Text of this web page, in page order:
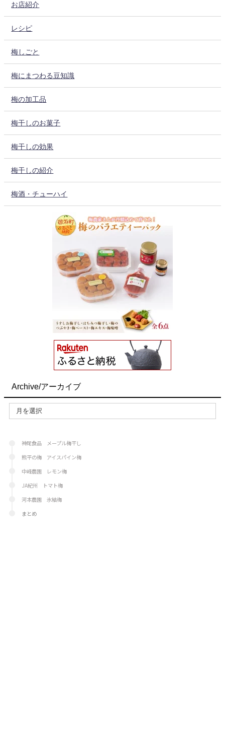
お店紹介
レシピ
梅しごと
梅にまつわる豆知識
梅の加工品
梅干しのお菓子
梅干しの効果
梅干しの紹介
梅酒・チューハイ
Archive/アーカイブ
神尾食品 メープル梅干し
熊平の梅 アイスパイン梅
中峰農園 レモン梅
JA紀州 トマト梅
河本農園 氷結梅
まとめ